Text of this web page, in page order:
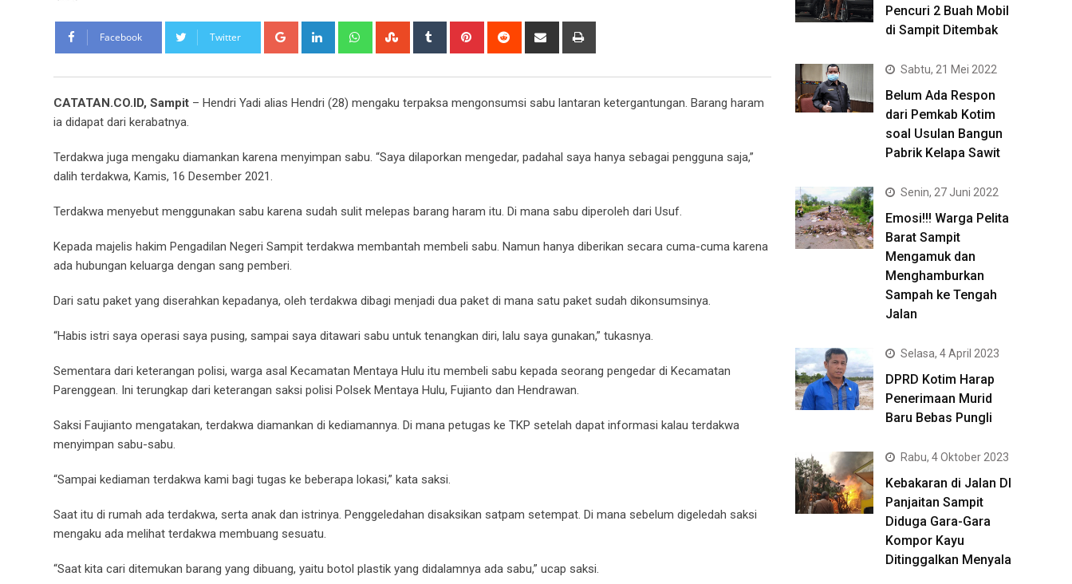
Facebook Twitter Google+ LinkedIn WhatsappStumbleUpon
Tumblr Pinterest Reddit
Share
CATATAN.CO.ID, Sampit – Hendri Yadi alias Hendri (28) mengaku terpaksa mengonsumsi sabu lantaran ketergantungan. Barang haram
ia didapat dari kerabatnya.
Terdakwa juga mengaku diamankan karena menyimpan sabu. “Saya dilaporkan mengedar, padahal saya hanya sebagai pengguna saja,”
dalih terdakwa, Kamis, 16 Desember 2021.
Terdakwa menyebut menggunakan sabu karena sudah sulit melepas barang haram itu. Di mana sabu diperoleh dari Usuf.
Kepada majelis hakim Pengadilan Negeri Sampit terdakwa membantah membeli sabu. Namun hanya diberikan secara cuma-cuma karena
ada hubungan keluarga dengan sang pemberi.
Dari satu paket yang diserahkan kepadanya, oleh terdakwa dibagi menjadi dua paket di mana satu paket sudah dikonsumsinya.
“Habis istri saya operasi saya pusing, sampai saya ditawari sabu untuk tenangkan diri, lalu saya gunakan,” tukasnya.
Sementara dari keterangan polisi, warga asal Kecamatan Mentaya Hulu itu membeli sabu kepada seorang pengedar di Kecamatan
Parenggean. Ini terungkap dari keterangan saksi polisi Polsek Mentaya Hulu, Fujianto dan Hendrawan.
Saksi Faujianto mengatakan, terdakwa diamankan di kediamannya. Di mana petugas ke TKP setelah dapat informasi kalau terdakwa
menyimpan sabu-sabu.
“Sampai kediaman terdakwa kami bagi tugas ke beberapa lokasi,” kata saksi.
Saat itu di rumah ada terdakwa, serta anak dan istrinya. Penggeledahan disaksikan satpam setempat. Di mana sebelum digeledah saksi
mengaku ada melihat terdakwa membuang sesuatu.
“Saat kita cari ditemukan barang yang dibuang, yaitu botol plastik yang didalamnya ada sabu,” ucap saksi.
Pencuri 2 Buah Mobil
di Sampit Ditembak
Sabtu, 21 Mei 2022
Belum Ada Respon
dari Pemkab Kotim
soal Usulan Bangun
Pabrik Kelapa Sawit
Senin, 27 Juni 2022
Emosi!!! Warga Pelita
Barat Sampit
Mengamuk dan
Menghamburkan
Sampah ke Tengah
Jalan
Selasa, 4 April 2023
DPRD Kotim Harap
Penerimaan Murid
Baru Bebas Pungli
Rabu, 4 Oktober 2023
Kebakaran di Jalan DI
Panjaitan Sampit
Diduga Gara-Gara
Kompor Kayu
Ditinggalkan Menyala